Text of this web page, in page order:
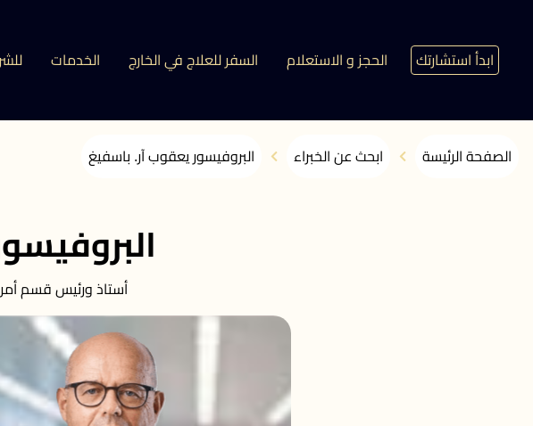
الخدمات السفر للعلاج في الخارج الحجز و الاستعلام ابدأ استشارتك
الصفحة الرئيسة ابحث عن الخبراء البروفيسور يعقوب آر. باسفيغ
أستاذ ورئيس قسم